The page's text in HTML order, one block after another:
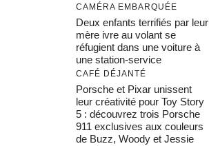
CAMÉRA EMBARQUÉE
Deux enfants terrifiés par leur
mère ivre au volant se
réfugient dans une voiture à
une station-service
CAFÉ DÉJANTÉ
Porsche et Pixar unissent
leur créativité pour Toy Story
5 : découvrez trois Porsche
911 exclusives aux couleurs
de Buzz, Woody et Jessie